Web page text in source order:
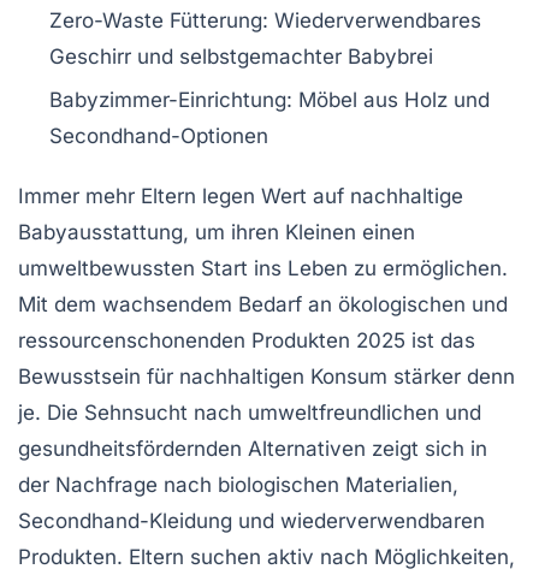
Zero-Waste Fütterung: Wiederverwendbares
Geschirr und selbstgemachter Babybrei
Babyzimmer-Einrichtung: Möbel aus Holz und
Secondhand-Optionen
Immer mehr Eltern legen Wert auf nachhaltige
Babyausstattung, um ihren Kleinen einen
umweltbewussten Start ins Leben zu ermöglichen.
Mit dem wachsendem Bedarf an ökologischen und
ressourcenschonenden Produkten 2025 ist das
Bewusstsein für nachhaltigen Konsum stärker denn
je. Die Sehnsucht nach umweltfreundlichen und
gesundheitsfördernden Alternativen zeigt sich in
der Nachfrage nach biologischen Materialien,
Secondhand-Kleidung und wiederverwendbaren
Produkten. Eltern suchen aktiv nach Möglichkeiten,